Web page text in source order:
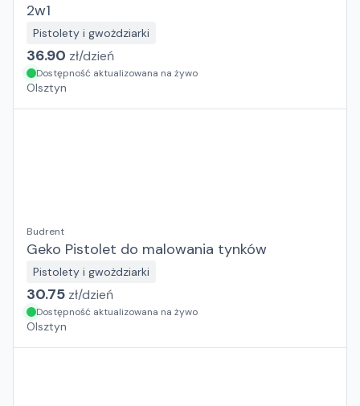
2w1
Pistolety i gwożdziarki
36.90 zł/dzień
Dostępność aktualizowana na żywo
Olsztyn
Budrent
Geko Pistolet do malowania tynków
Pistolety i gwożdziarki
30.75 zł/dzień
Dostępność aktualizowana na żywo
Olsztyn